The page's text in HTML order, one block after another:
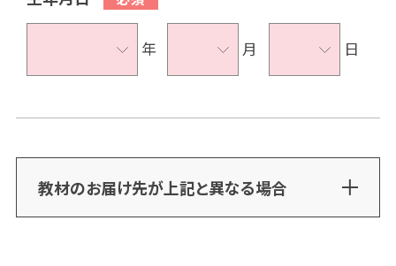
年 月 日
教材のお届け先が上記と異なる場合